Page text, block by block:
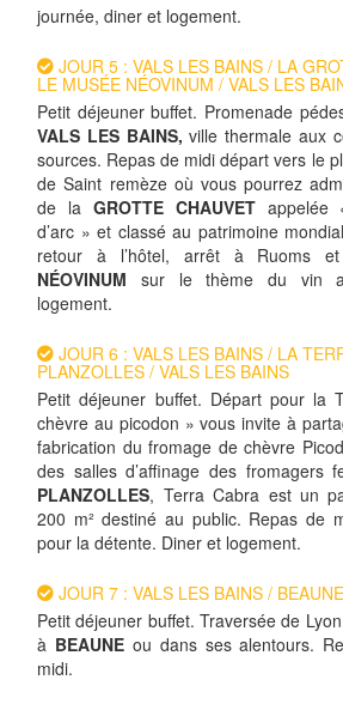
journée, diner et logement.
JOUR 5 : VALS LES BAINS / LA
LE MUSÉE NÉOVINUM / VALS LES
Petit déjeuner buffet. Promenade
VALS LES BAINS, ville thermale aux
sources. Repas de midi départ vers le
de Saint remèze où vous pourrez
de la GROTTE CHAUVETappelée
d’arc » et classé au patrimoine
retour à l’hôtel, arrêt à Ruoms
NÉOVINUM sur le thème du vin
logement.
JOUR 6 : VALS LES BAINS / LA
PLANZOLLES / VALS LES BAINS
Petit déjeuner buffet. Départ pour la
chèvre au picodon » vous invite à
fabrication du fromage de chèvre
des salles d’affinage des fromagers
PLANZOLLES, Terra Cabra est un
200 m² destiné au public. Repas de
pour la détente. Diner et logement.
JOUR 7 : VALS LES BAINS /
Petit déjeuner buffet. Traversée de
à BEAUNE ou dans ses alentours.
midi.